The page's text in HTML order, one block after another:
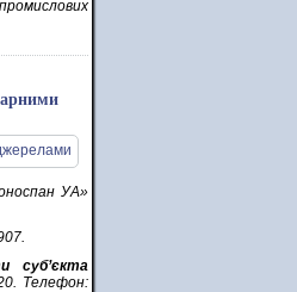
УА»
суб’єкта
Телефон: